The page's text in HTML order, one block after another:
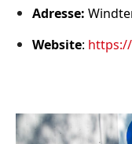
Adresse:
Website: